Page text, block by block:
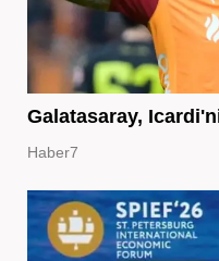
Galatasaray,
Haber7